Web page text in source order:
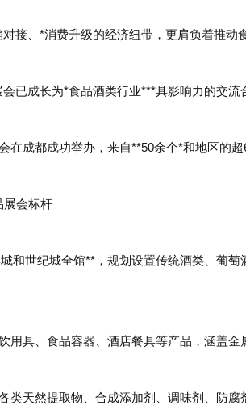
接、*消费升级的经济纽带，更肩负着推动
已成长为*食品酒类行业***具影响力的交流
在成都成功举办，来自**50余个*和地区的
展会标杆
和世纪城全馆**，规划设置传统酒类、葡
用具、食品容器、酒店餐具等产品，涵盖金
类天然提取物、合成添加剂、调味剂、防腐